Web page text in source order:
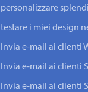
personalizzare
testare i miei design
Invia e-mail ai clienti
Invia e-mail ai clienti
Invia e-mail ai clienti